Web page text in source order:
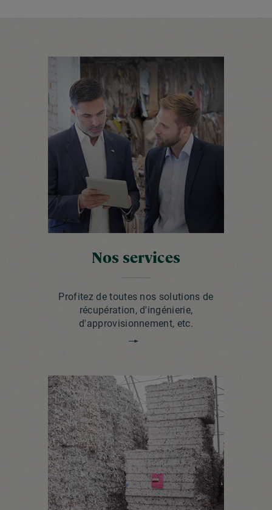
Nos services
Profitez de toutes nos solutions de
récupération, d'ingénierie,
d'approvisionnement, etc.